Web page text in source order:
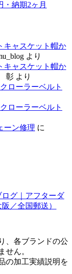
・納期2ヶ月
キャスケット帽か
より
キャスケット帽か
彰 より
ローラーベルト
ローラーベルト
ーン修理 に
グ｜アフターダ
／全国郵送）
、各ブランドの公
せん。
の加工実績説明を